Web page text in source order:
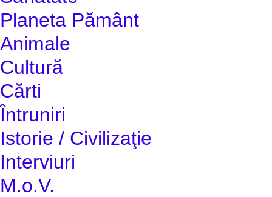
Planeta Pământ
Animale
Cultură
Cărti
Întruniri
Istorie / Civilizaţie
Interviuri
M.o.V.